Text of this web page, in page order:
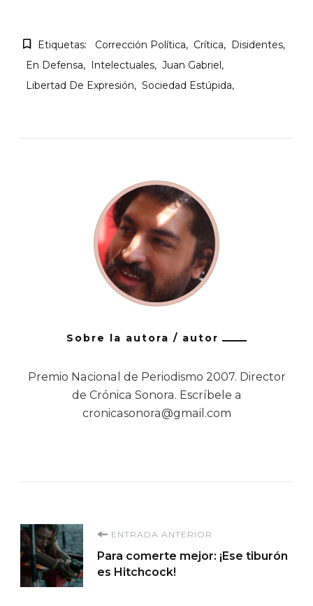
Etiquetas: Corrección Política Crítica
Disidentes
En Defensa
Intelectuales
Juan Gabriel
Libertad De Expresión
Sociedad Estúpida
Sobre la autora / autor
Premio Nacional de Periodismo 2007. Director
de Crónica Sonora. Escríbele a
cronicasonora@gmail.com
Navegación
de
ENTRADA ANTERIOR
Para comerte mejor: ¡Ese tiburón
es Hitchcock!